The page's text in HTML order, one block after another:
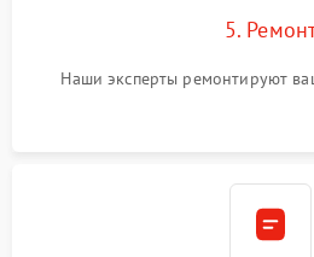
5.
Наши эксперты ремонтируют